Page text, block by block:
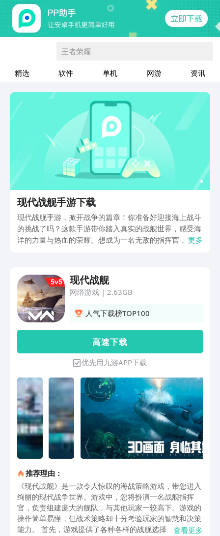
王者荣耀
精选 软件 单机 网游 资讯
现代战舰手游下载
现代战舰手游，掀开战争的篇章！你准备好迎接海上战斗
的挑战了吗？这款手游带你踏入真实的战舰世界，感受海
洋的力量与热血的荣耀。想成为一名无敌的指挥官，驾驶
舰队征战海域。不同种类的战舰等待你的选择，每艘战舰
都有独特的技能和装备，让你在战斗中发挥出无限的战略
潜力。精美的画面和逼真的战斗场景，让你仿佛身临其
境，体验海战的刺激与紧张。赶快加入现代战舰手游的世
界，与全球玩家一起征战海洋吧！
更多
现代战舰
网络游戏| 2.63GB
人气下载榜TOP100
高 速 下 载
优先用九游APP下载
推荐理由：
《现代战舰》是一款令人惊叹的海战策略游戏，带您进入
绚丽的现代战争世界。游戏中，您将扮演一名战舰指挥
官，负责组建庞大的舰队，与其他玩家一较高下。游戏的
操作简单易懂，但战术策略却十分考验玩家的智慧和决策
能力。 首先，游戏提供了各种各样的战舰选择，包括驱
查看更多